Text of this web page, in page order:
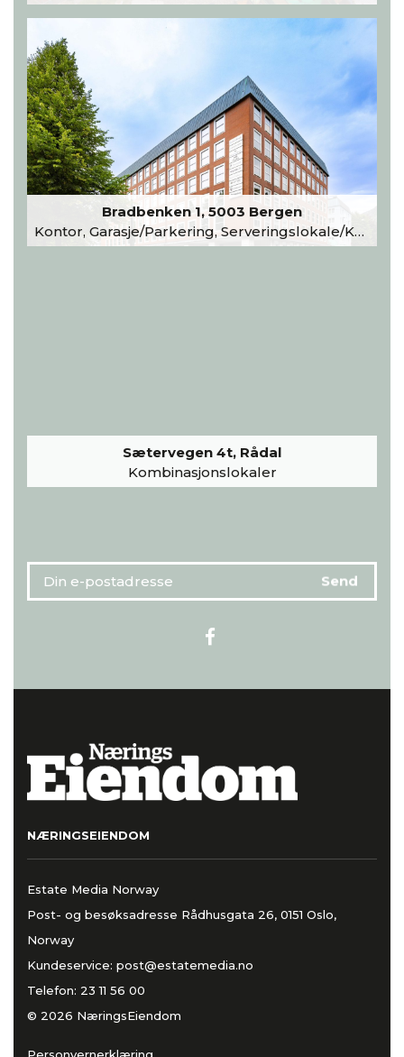
Bradbenken 1, 5003 Bergen
Kontor, Garasje/Parkering, Serveringslokale/Kantine, Undervisning/Arrangement
Sætervegen 4t, Rådal
Kombinasjonslokaler
NÆRINGSEIENDOM
Estate Media Norway
Post- og besøksadresse Rådhusgata 26, 0151 Oslo,
Norway
Kundeservice: post@estatemedia.no
Telefon: 23 11 56 00
© 2026 NæringsEiendom